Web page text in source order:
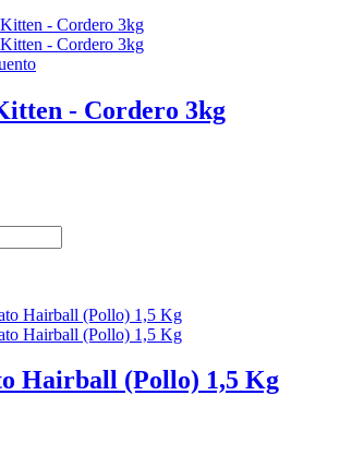
- Cordero 3kg
Hairball (Pollo) 1,5 Kg